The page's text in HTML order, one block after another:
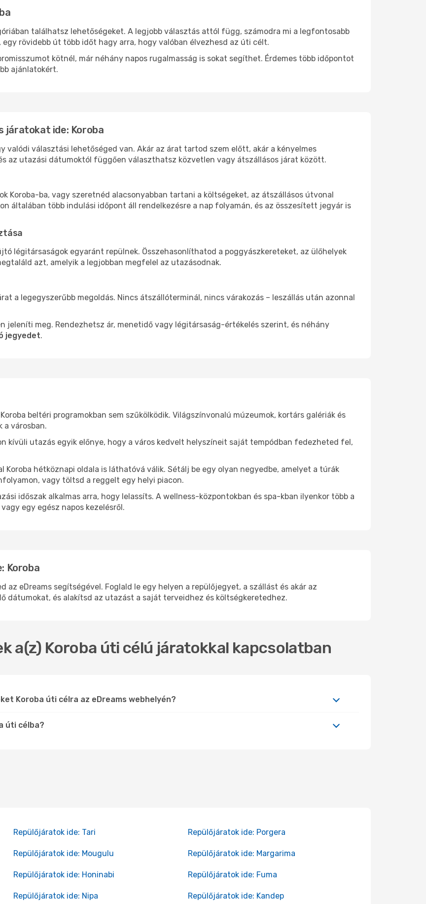
találhatsz lehetőségeket. A legjobb választás attól függ, számodra mi a legfontosabb
rövidebb út több időt hagy arra, hogy valóban élvezhesd az úti célt.
kötnél, már néhány napos rugalmasság is sokat segíthet. Érdemes több időpontot
ajánlatokért.
járatokat ide: Koroba
választási lehetőséged van. Akár az árat tartod szem előtt, akár a kényelmes
az utazási dátumoktól függően választhatsz közvetlen vagy átszállásos járat között.
Koroba-ba, vagy szeretnéd alacsonyabban tartani a költségeket, az átszállásos útvonal
általában több indulási időpont áll rendelkezésre a nap folyamán, és az összesített jegyár is
légitársaságok egyaránt repülnek. Összehasonlíthatod a poggyászkereteket, az ülőhelyek
azt, amelyik a legjobban megfelel az utazásodnak.
a legegyszerűbb megoldás. Nincs átszállóterminál, nincs várakozás – leszállás után azonnal
meg. Rendezhetsz ár, menetidő vagy légitársaság-értékelés szerint, és néhány
jegyedet.
Koroba beltéri programokban sem szűkölködik. Világszínvonalú múzeumok, kortárs galériák és
városban.
kívüli utazás egyik előnye, hogy a város kedvelt helyszíneit saját tempódban fedezheted fel,
Koroba hétköznapi oldala is láthatóvá válik. Sétálj be egy olyan negyedbe, amelyet a túrák
vagy töltsd a reggelt egy helyi piacon.
időszak alkalmas arra, hogy lelassíts. A wellness-központokban és spa-kban ilyenkor több a
egy egész napos kezelésről.
Koroba
az eDreams segítségével. Foglald le egy helyen a repülőjegyet, a szállást és akár az
dátumokat, és alakítsd az utazást a saját terveidhez és költségkeretedhez.
a(z) Koroba úti célú járatokkal kapcsolatban
Koroba úti célra az eDreams webhelyén?
úti célba?
Repülőjáratok ide: Tari Repülőjáratok ide: Porgera
Repülőjáratok ide: Mougulu Repülőjáratok ide: Margarima
Repülőjáratok ide: Honinabi Repülőjáratok ide: Fuma
Repülőjáratok ide: Nipa Repülőjáratok ide: Kandep